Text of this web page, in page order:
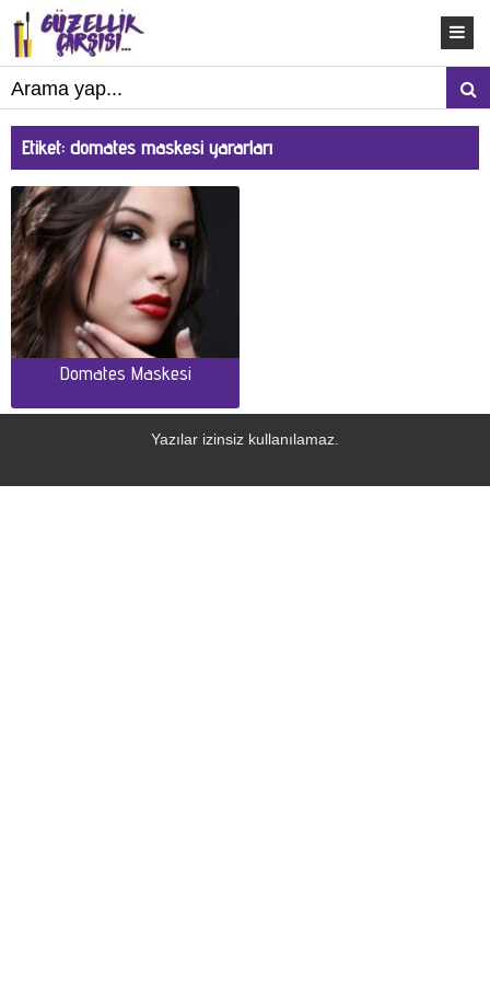
Etiket: domates maskesi yararları
Domates Maskesi
Yazılar izinsiz kullanılamaz.